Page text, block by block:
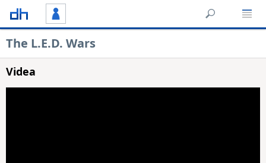
The L.E.D. Wars
Videa